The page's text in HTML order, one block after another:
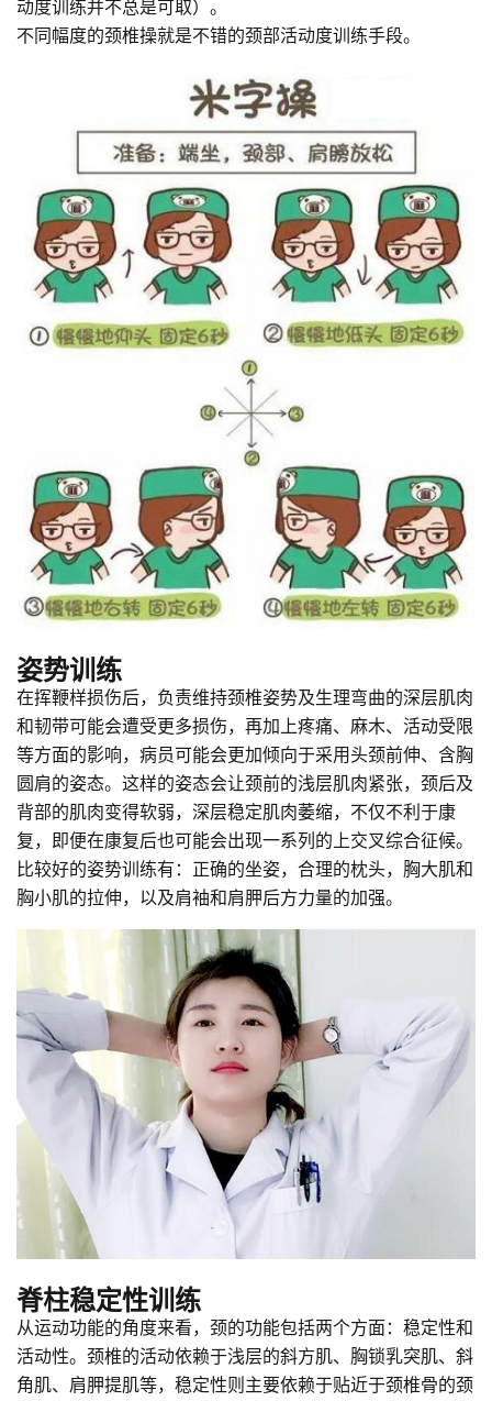
动度训练并不总是可取）。
不同幅度的颈椎操就是不错的颈部活动度训练手段。
姿势训练
在挥鞭样损伤后，负责维持颈椎姿势及生理弯曲的深层肌肉
和韧带可能会遭受更多损伤，再加上疼痛、麻木、活动受限
等方面的影响，病员可能会更加倾向于采用头颈前伸、含胸
圆肩的姿态。这样的姿态会让颈前的浅层肌肉紧张，颈后及
背部的肌肉变得软弱，深层稳定肌肉萎缩，不仅不利于康
复，即便在康复后也可能会出现一系列的上交叉综合征候。
比较好的姿势训练有：正确的坐姿，合理的枕头，胸大肌和
胸小肌的拉伸，以及肩袖和肩胛后方力量的加强。
脊柱稳定性训练
从运动功能的角度来看，颈的功能包括两个方面：稳定性和
活动性。颈椎的活动依赖于浅层的斜方肌、胸锁乳突肌、斜
角肌、肩胛提肌等，稳定性则主要依赖于贴近于颈椎骨的颈